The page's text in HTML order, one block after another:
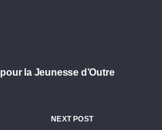
la Jeunesse d’Outre
NEXT POST